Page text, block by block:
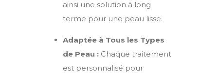
ainsi une solution à long
terme pour une peau lisse.
Adaptée à Tous les Types
de Peau : Chaque traitement
est personnalisé pour